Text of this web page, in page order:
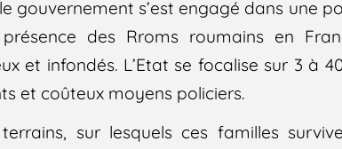
gouvernement s’est engagé dans une
des Rroms roumains en
et infondés. L’Etat se focalise sur 3 à
et coûteux moyens policiers.
sur lesquels ces familles